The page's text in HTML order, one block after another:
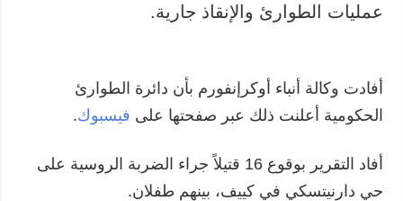
عمليات الطوارئ والإنقاذ جارية.
أفادت وكالة أنباء أوكرإنفورم بأن دائرة الطوارئ
الحكومية أعلنت ذلك عبر صفحتها على فيسبوك.
أفاد التقرير بوقوع 16 قتيلاً جراء الضربة الروسية على
حي دارنيتسكي في كييف، بينهم طفلان.